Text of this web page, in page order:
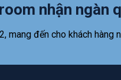
nhận ngàn
mang đến cho khách